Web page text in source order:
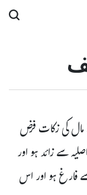
مال کی زکات فرض
سے زائد ہو اور
فارغ ہو اور اس